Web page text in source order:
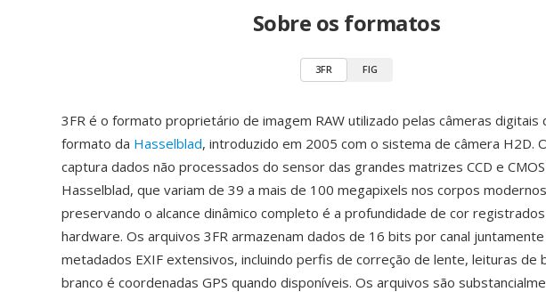
Sobre os formatos
3FR FIG
3FR é o formato proprietário de imagem RAW utilizado pelas câmeras digitais
formato da Hasselblad, introduzido em 2005 com o sistema de câmera H2D.
captura dados não processados do sensor das grandes matrizes CCD e
Hasselblad, que variam de 39 a mais de 100 megapixels nos corpos
preservando o alcance dinâmico completo é a profundidade de cor
hardware. Os arquivos 3FR armazenam dados de 16 bits por canal
metadados EXIF extensivos, incluindo perfis de correção de lente, leituras de
branco é coordenadas GPS quando disponíveis. Os arquivos são